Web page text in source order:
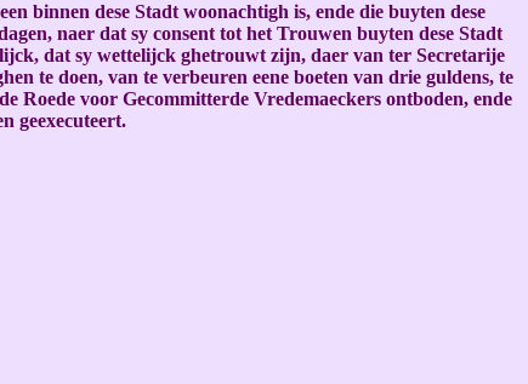
binnen dese Stadt woonachtigh is, ende die buyten dese
naer dat sy consent tot het Trouwen buyten dese Stadt
dat sy wettelijck ghetrouwt zijn, daer van ter Secretarije
te doen, van te verbeuren eene boeten van drie guldens, te
Roede voor Gecommitterde Vredemaeckers ontboden, ende
geexecuteert.